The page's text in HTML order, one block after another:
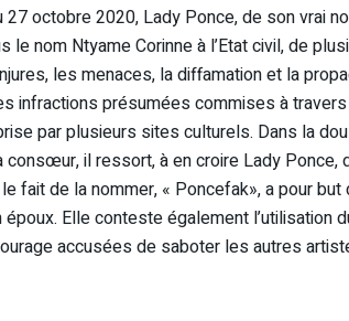
octobre 2020, Lady Ponce, de son vrai
le nom Ntyame Corinne à l’Etat civil, de
les menaces, la diffamation et la
infractions présumées commises à
par plusieurs sites culturels. Dans la
consœur, il ressort, à en croire Lady
fait de la nommer, « Poncefak», a pour
Elle conteste également l’utilisation
accusées de saboter les autres